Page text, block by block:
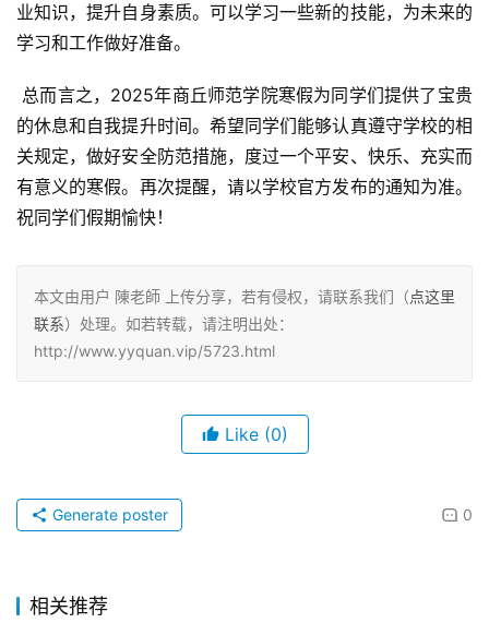
业知识，提升自身素质。可以学习一些新的技能，为未来的
学习和工作做好准备。
的休息和自我提升时间。希望同学们能够认真遵守学校的相
关规定，做好安全防范措施，度过一个平安、快乐、充实而
有意义的寒假。再次提醒，请以学校官方发布的通知为准。
祝同学们假期愉快！
本文由用户 陳老師 上传分享，若有侵权，请联系我们（点这里
联系）处理。如若转载，请注明出处：
http://www.yyquan.vip/5723.html
Like (0)
0
Generate poster
相关推荐